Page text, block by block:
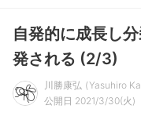
自発的に成長し
発される (2/3)
川勝康弘
Yasuhiro
公開日 2021/3/30(火)